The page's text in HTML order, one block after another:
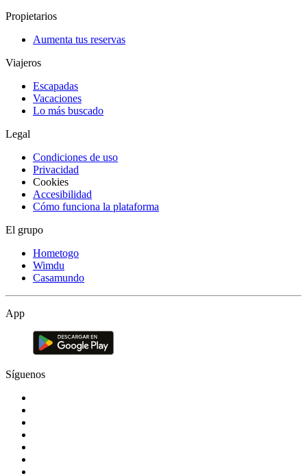
Propietarios
Aumenta tus reservas
Viajeros
Escapadas
Vacaciones
Lo más buscado
Legal
Condiciones de uso
Privacidad
Cookies
Accesibilidad
Cómo funciona la plataforma
El grupo
Hometogo
Wimdu
Casamundo
App
Síguenos